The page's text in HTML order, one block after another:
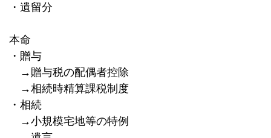
・遺留分
本命
・贈与
→贈与税の配偶者控除
→相続時精算課税制度
・相続
→小規模宅地等の特例